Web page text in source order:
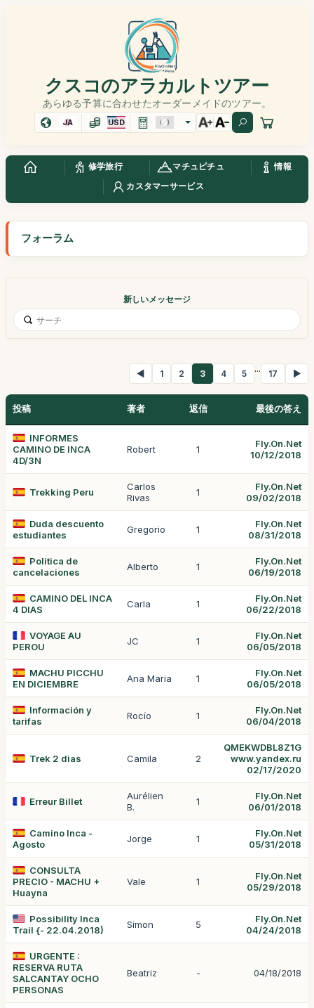
クスコのアラカルトツアー
あらゆる予算に合わせたオーダーメイドのツアー。
JA USD
修学旅行 マチュピチュ
情報
カスタマーサービス
フォーラム
新しいメッセージ
◀ 1 2 3 4 5 ... 17 ▶
投稿 著者 返信 最後の答え
INFORMES
CAMINO DE INCA
4D/3N
Robert 1
Fly.On.Net
10/12/2018
Trekking Peru
Carlos
Rivas
1
Fly.On.Net
09/02/2018
Duda descuento
estudiantes
Gregorio 1
Fly.On.Net
08/31/2018
Politica de
cancelaciones
Alberto 1
Fly.On.Net
06/19/2018
CAMINO DEL INCA
4 DIAS
Carla 1
Fly.On.Net
06/22/2018
VOYAGE AU
PEROU
JC 1
Fly.On.Net
06/05/2018
MACHU PICCHU
EN DICIEMBRE
Ana Maria 1
Fly.On.Net
06/05/2018
Información y
tarifas
Rocío 1
Fly.On.Net
06/04/2018
Trek 2 dias Camila 2
QMEKWDBL8Z1G
www.yandex.ru
02/17/2020
Erreur Billet
Aurélien
B.
1
Fly.On.Net
06/01/2018
Camino Inca -
Agosto
Jorge 1
Fly.On.Net
05/31/2018
CONSULTA
PRECIO - MACHU +
Huayna
Vale 1
Fly.On.Net
05/29/2018
Possibility Inca
Trail {- 22.04.2018)
Simon 5
Fly.On.Net
04/24/2018
URGENTE :
RESERVA RUTA
SALCANTAY OCHO
PERSONAS
Beatriz - 04/18/2018